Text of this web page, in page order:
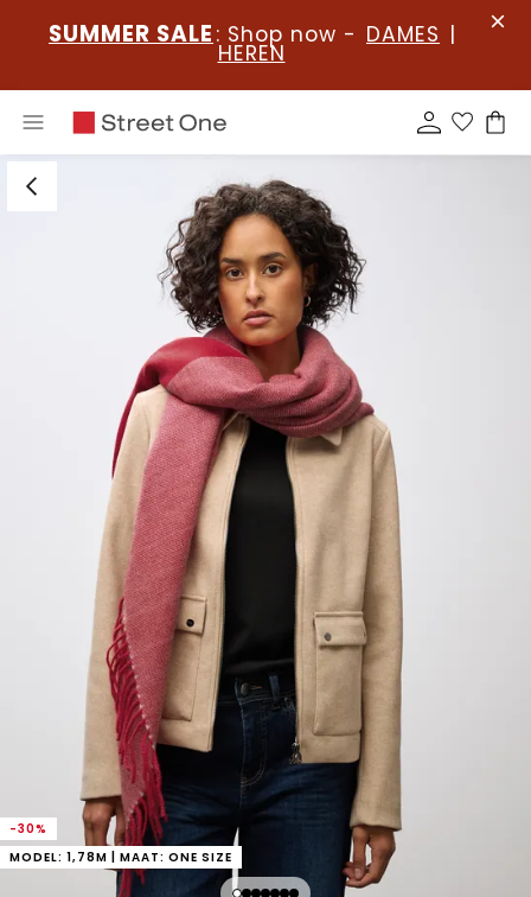
SUMMER SALE : Shop now - DAMES |
HEREN
-30%
MODEL: 1,78M | MAAT: ONE SIZE